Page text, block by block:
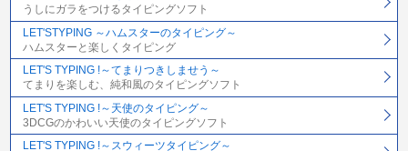
うしにガラをつけるタイピングソフト
LET'STYPING ～ハムスターのタイピング～
ハムスターと楽しくタイピング
LET'S TYPING !～てまりつきしませう～
てまりを楽しむ、純和風のタイピングソフト
LET'S TYPING !～天使のタイピング～
3DCGのかわいい天使のタイピングソフト
LET'S TYPING !～スウィーツタイピング～